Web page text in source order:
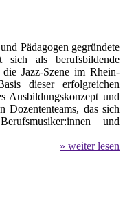
Pädagogen gegründete
sich als berufsbildende
Jazz-Szene im Rhein-
dieser erfolgreichen
Ausbildungskonzept und
Dozententeams, das sich
und
» weiter lesen